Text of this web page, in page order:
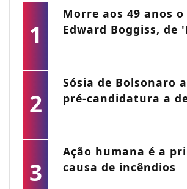
1
Morre aos 49 anos
Edward Boggiss, de
2
Sósia de Bolsonaro
pré-candidatura a
3
Ação humana é a
causa de incêndios